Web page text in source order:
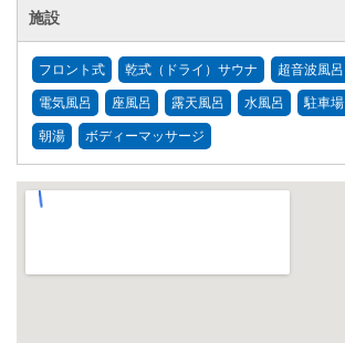
施設
フロント式 乾式（ドライ）サウナ 超音波風呂
電気風呂 座風呂 露天風呂 水風呂 駐車場
朝湯 ボディーマッサージ